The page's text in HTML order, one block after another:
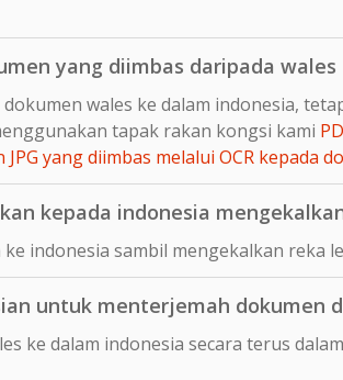
yang diimbas daripada
wales ke dalam indonesia,
tapak rakan kongsi kami
yang diimbas melalui OCR kepada
kepada indonesia
indonesia sambil mengekalkan reka
untuk menterjemah dokumen
ke dalam indonesia secara terus